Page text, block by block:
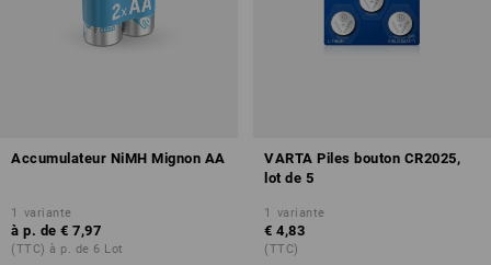
Accumulateur NiMH Mignon AA
1 variante
à p. de € 7,97
(TTC) à p. de 6 Lot
VARTA Piles bouton CR2025,
lot de 5
1 variante
€ 4,83
(TTC)